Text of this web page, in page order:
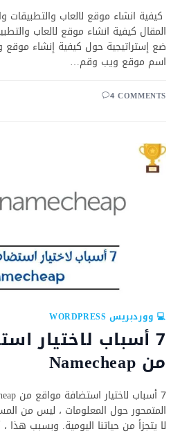
كيفية انشاء موقع لالعاب والتطبيقات
اسم موقع ويب وقم…
4 COMMENTS
💻 ووردبريس WORDPRESS
7 أسباب لاختيار
من Namecheap
المتمحور حول المعلومات ، ليس من
لا يتجزأ من حياتنا اليومية. وبسبب